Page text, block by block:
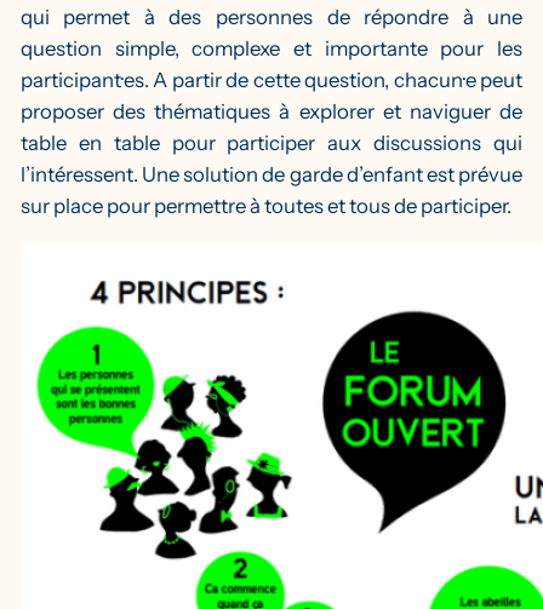
qui permet à des personnes de répondre à une
question simple, complexe et importante pour les
participant·es. A partir de cette question, chacun·e peut
proposer des thématiques à explorer et naviguer de
table en table pour participer aux discussions qui
l’intéressent. Une solution de garde d’enfant est prévue
sur place pour permettre à toutes et tous de participer.